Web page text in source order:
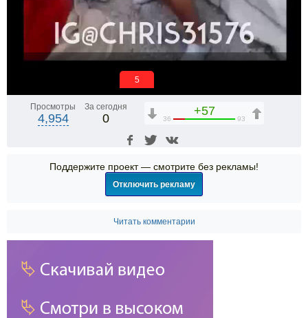
4
Просмотры
4,954
За сегодня
0
+57
36 93
Поддержите проект — смотрите без рекламы!
Отключить рекламу
Читать комментарии